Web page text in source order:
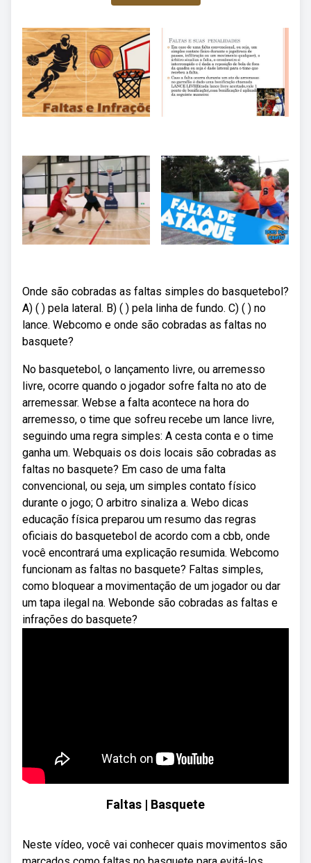
Onde são cobradas as faltas simples do basquetebol?
A) ( ) pela lateral. B) ( ) pela linha de fundo. C) ( ) no
lance. Webcomo e onde são cobradas as faltas no
basquete?
No basquetebol, o lançamento livre, ou arremesso
livre, ocorre quando o jogador sofre falta no ato de
arremessar. Webse a falta acontece na hora do
arremesso, o time que sofreu recebe um lance livre,
seguindo uma regra simples: A cesta conta e o time
ganha um. Webquais os dois locais são cobradas as
faltas no basquete? Em caso de uma falta
convencional, ou seja, um simples contato físico
durante o jogo; O arbitro sinaliza a. Webo dicas
educação física preparou um resumo das regras
oficiais do basquetebol de acordo com a cbb, onde
você encontrará uma explicação resumida. Webcomo
funcionam as faltas no basquete? Faltas simples,
como bloquear a movimentação de um jogador ou dar
um tapa ilegal na. Webonde são cobradas as faltas e
infrações do basquete?
Faltas | Basquete
Neste vídeo, você vai conhecer quais movimentos são